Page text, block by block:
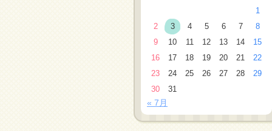
1
2
3 4 5 6 7
8
9
10 11 12 13 14
15
16
17 18 19 20 21
22
23
24 25 26 27 28
29
30
31
« 7月